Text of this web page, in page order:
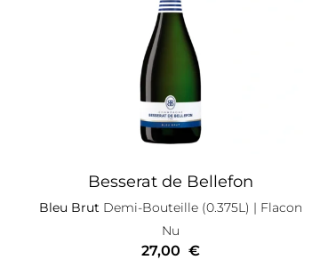
Besserat de Bellefon
Bleu Brut Demi-Bouteille (0.375L) | Flacon
Nu
27,00 €